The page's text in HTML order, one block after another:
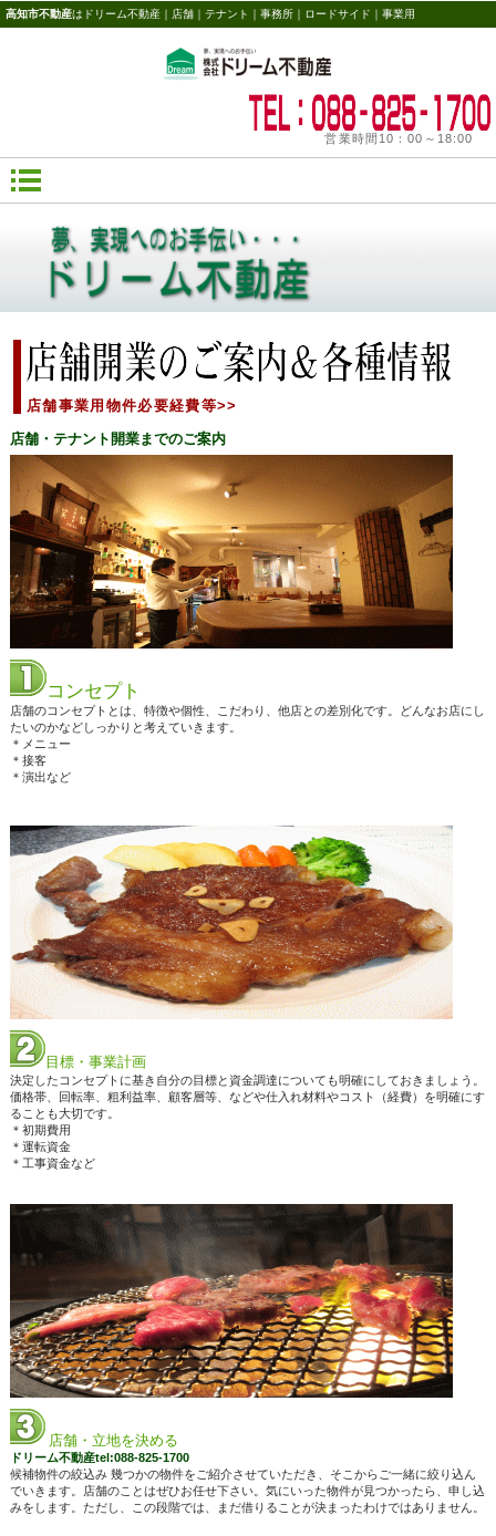
高知市不動産はドリーム不動産｜店舗｜テナント｜事務所｜ロードサイド｜事業用
営業時間10：00～18:00
店舗事業用物件必要経費等>>
店舗・テナント開業までのご案内
コンセプト
店舗のコンセプトとは、特徴や個性、こだわり、他店との差別化です。どんなお店にし
たいのかなどしっかりと考えていきます。
＊メニュー
＊接客
＊演出など
目標・事業計画
決定したコンセプトに基き自分の目標と資金調達についても明確にしておきましょう。
価格帯、回転率、粗利益率、顧客層等、などや仕入れ材料やコスト（経費）を明確にす
ることも大切です。
＊初期費用
＊運転資金
＊工事資金など
店舗・立地を決める
ドリーム不動産tel:088-825-1700
候補物件の絞込み 幾つかの物件をご紹介させていただき、そこからご一緒に絞り込ん
でいきます。店舗のことはぜひお任せ下さい。気にいった物件が見つかったら、申し込
みをします。ただし、この段階では、まだ借りることが決まったわけではありません。